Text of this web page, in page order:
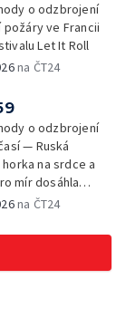
o odzbrojení
požáry ve Francii
Let It Roll
na ČT24
o odzbrojení
— Ruská
na srdce a
mír dosáhla
— Dokument
— Tropické
zvířata
na ČT24